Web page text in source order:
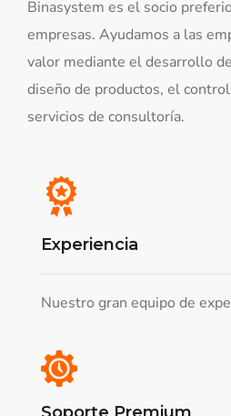
Binasystem es el socio
empresas. Ayudamos a las
valor mediante el desarrollo
diseño de productos, el
servicios de consultoría.
Experiencia
Nuestro gran equipo de